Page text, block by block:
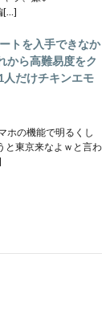
[…]
トを入手できなか
から高難易度をク
人だけチキンエモ
ホの機能で明るくし
と東京来なよｗと言わ